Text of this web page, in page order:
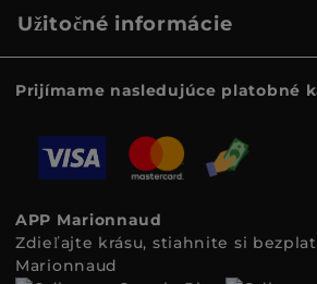
Užitočné informácie
Prijímame nasledujúce platobné
APP Marionnaud
Zdieľajte krásu, stiahnite si
Marionnaud